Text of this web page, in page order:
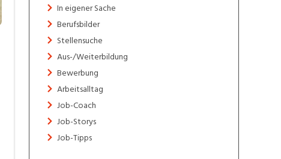
In eigener Sache
Berufsbilder
Stellensuche
Aus-/Weiterbildung
Bewerbung
Arbeitsalltag
Job-Coach
Job-Storys
Job-Tipps